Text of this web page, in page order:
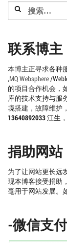
搜
索：
联系博主
本博主正寻求各种
,MQWebsphere/
的项目合作机会，
库的技术支持与服
境搭建，故障维护
13640892033江生
捐助网站
为了让网站更长远
现本博客接受捐助
毫用于网站发展。
-微信支